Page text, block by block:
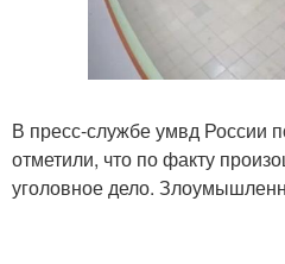
В пресс-службе умвд России
отметили, что по факту
уголовное дело.